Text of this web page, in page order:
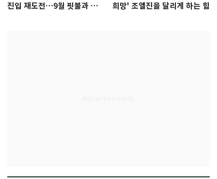
진입 재도전…9월 핏불과 대
희망' 조엘진을 달리게 하는 힘